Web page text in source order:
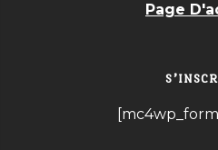
Page
[mc4wp_form